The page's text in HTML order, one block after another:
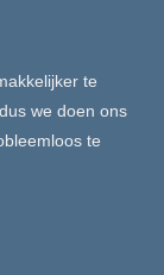
te
we doen ons
te